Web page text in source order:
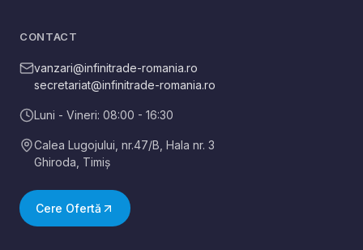
CONTACT
vanzari@infinitrade-romania.ro
secretariat@infinitrade-romania.ro
Luni - Vineri: 08:00 - 16:30
Calea Lugojului, nr.47/B, Hala nr. 3
Ghiroda Timiș
Cere Ofertă